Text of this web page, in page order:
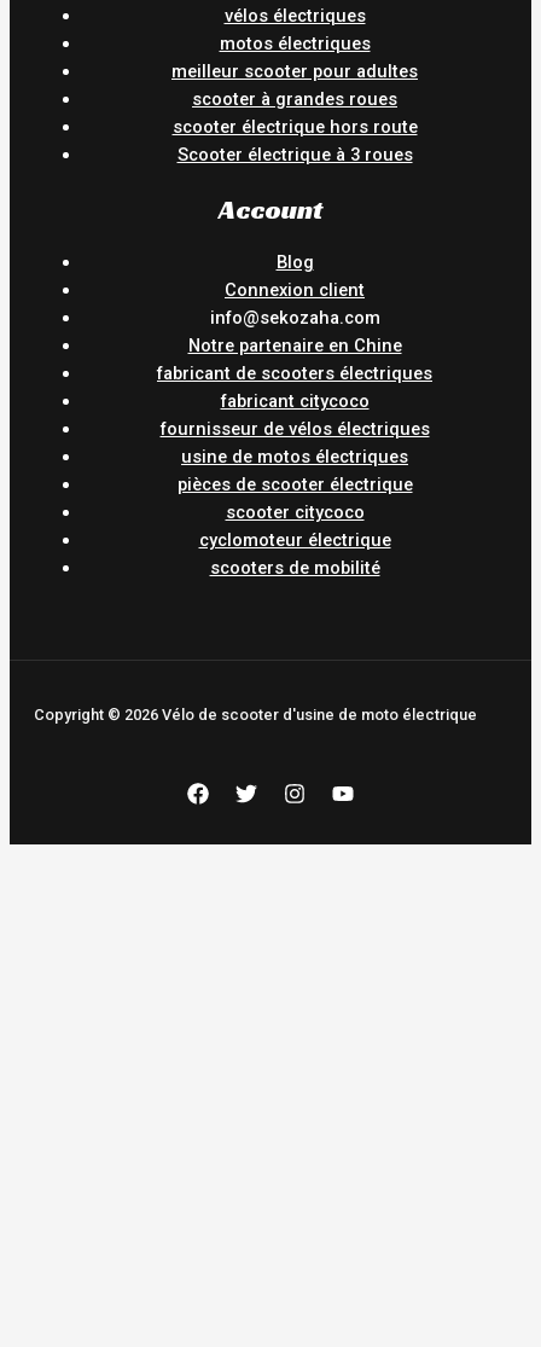
vélos électriques
motos électriques
meilleur scooter pour adultes
scooter à grandes roues
scooter électrique hors route
Scooter électrique à 3 roues
Account
Blog
Connexion client
info@sekozaha.com
Notre partenaire en Chine
fabricant de scooters électriques
fabricant citycoco
fournisseur de vélos électriques
usine de motos électriques
pièces de scooter électrique
scooter citycoco
cyclomoteur électrique
scooters de mobilité
Copyright © 2026 Vélo de scooter d'usine de moto électrique